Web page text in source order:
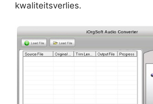
kwaliteitsverlies.